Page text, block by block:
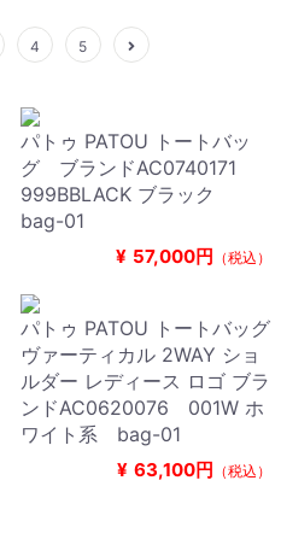
4 5
パトゥ PATOU トートバッ
グ ブランドAC0740171
999BBLACK ブラック
bag-01
¥ 57,000円 （税込）
パトゥ PATOU トートバッグ
ヴァーティカル 2WAY ショ
ルダー レディース ロゴ ブラ
ンドAC0620076 001W ホ
ワイト系 bag-01
¥ 63,100円 （税込）